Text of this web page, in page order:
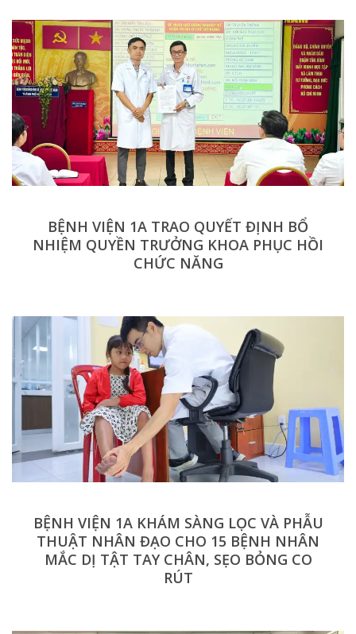
BỆNH VIỆN 1A TRAO QUYẾT ĐỊNH BỔ
NHIỆM QUYỀN TRƯỞNG KHOA PHỤC HỒI
CHỨC NĂNG
BỆNH VIỆN 1A KHÁM SÀNG LỌC VÀ PHẪU
THUẬT NHÂN ĐẠO CHO 15 BỆNH NHÂN
MẮC DỊ TẬT TAY CHÂN, SẸO BỎNG CO
RÚT